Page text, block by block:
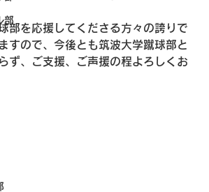
部
部を応援してくださる方々の誇りで
すので、今後とも筑波大学蹴球部と
ず、ご支援、ご声援の程よろしくお